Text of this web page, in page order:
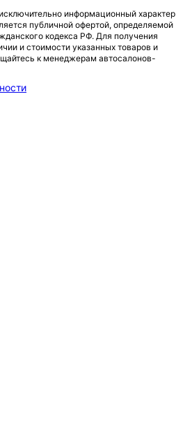
информационный характер
публичной офертой, определяемой
кодекса РФ. Для получения
и стоимости указанных товаров и
к менеджерам автосалонов-